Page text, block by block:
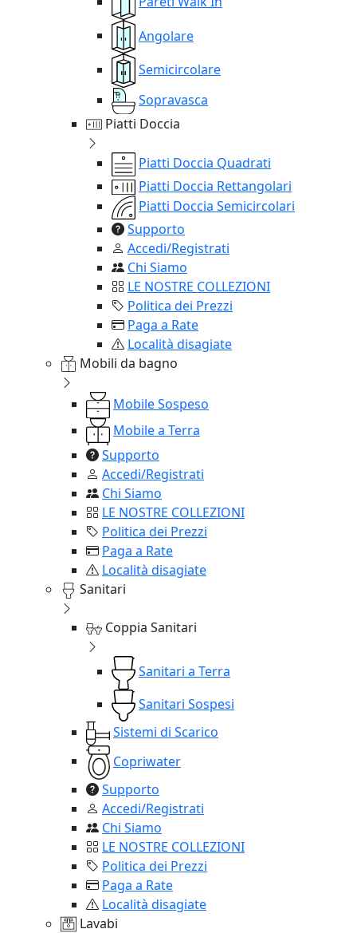
Angolare
Semicircolare
Sopravasca
Piatti Doccia
Piatti Doccia Quadrati
Piatti Doccia Rettangolari
Piatti Doccia Semicircolari
Supporto
Accedi/Registrati
Chi Siamo
LE NOSTRE COLLEZIONI
Politica dei Prezzi
Paga a Rate
Località disagiate
Mobili da bagno
Mobile Sospeso
Mobile a Terra
Supporto
Accedi/Registrati
Chi Siamo
LE NOSTRE COLLEZIONI
Politica dei Prezzi
Paga a Rate
Località disagiate
Sanitari
Coppia Sanitari
Sanitari a Terra
Sanitari Sospesi
Sistemi di Scarico
Copriwater
Supporto
Accedi/Registrati
Chi Siamo
LE NOSTRE COLLEZIONI
Politica dei Prezzi
Paga a Rate
Località disagiate
Lavabi